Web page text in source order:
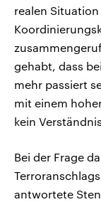
realen
gehabt, dass
mehr passiert
mit einem
kein
Bei der Frage
antwortete